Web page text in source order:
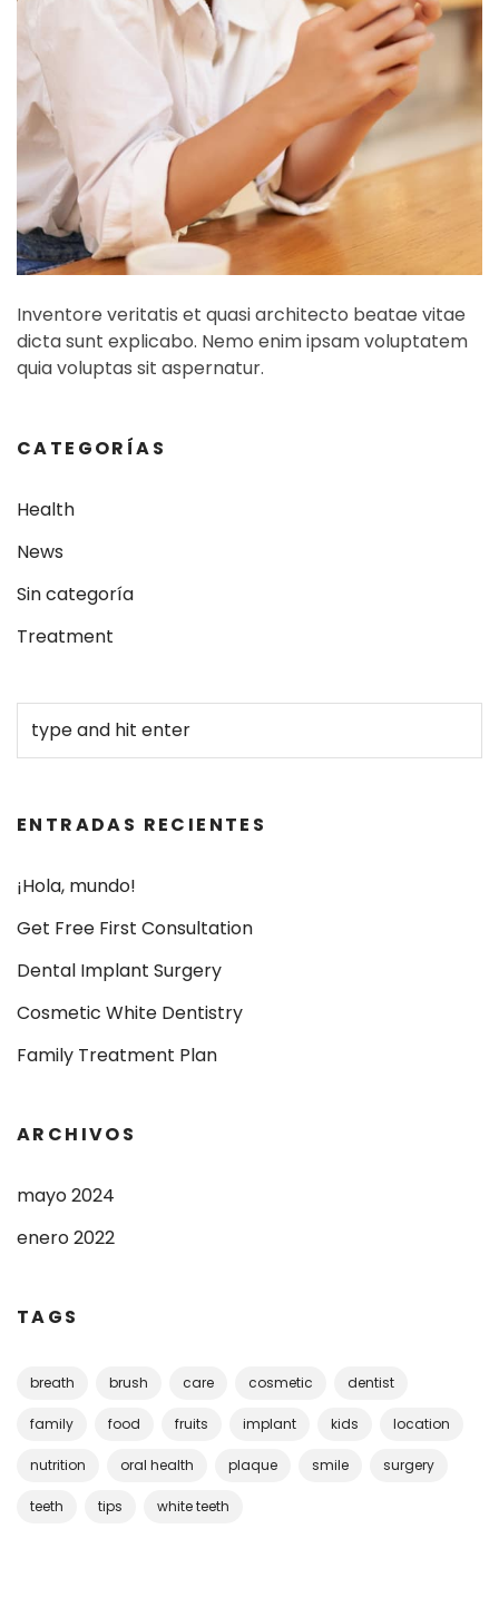
Inventore veritatis et quasi architecto beatae vitae
dicta sunt explicabo. Nemo enim ipsam voluptatem
quia voluptas sit aspernatur.
CATEGORÍAS
Health
News
Sin categoría
Treatment
ENTRADAS RECIENTES
¡Hola, mundo!
Get Free First Consultation
Dental Implant Surgery
Cosmetic White Dentistry
Family Treatment Plan
ARCHIVOS
mayo 2024
enero 2022
TAGS
breath brush care cosmetic dentist
family food fruits implant kids location
nutrition oral health plaque smile surgery
teeth tips white teeth